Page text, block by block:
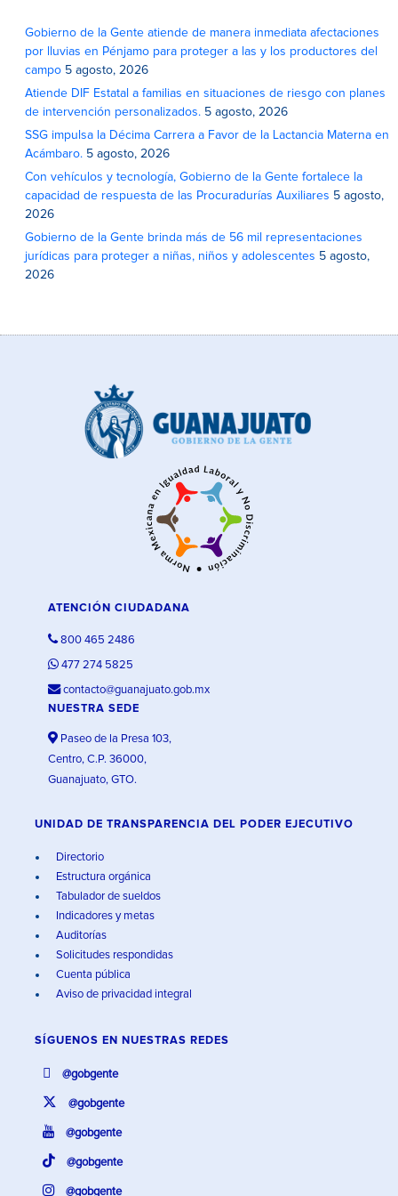
Gobierno de la Gente atiende de manera inmediata afectaciones
por lluvias en Pénjamo para proteger a las y los productores del
campo 5 agosto, 2026
Atiende DIF Estatal a familias en situaciones de riesgo con planes
de intervención personalizados. 5 agosto, 2026
SSG impulsa la Décima Carrera a Favor de la Lactancia Materna en
Acámbaro. 5 agosto, 2026
Con vehículos y tecnología, Gobierno de la Gente fortalece la
capacidad de respuesta de las Procuradurías Auxiliares 5 agosto,
2026
Gobierno de la Gente brinda más de 56 mil representaciones
jurídicas para proteger a niñas, niños y adolescentes 5 agosto,
2026
ATENCIÓN CIUDADANA
800 465 2486
477 274 5825
contacto@guanajuato.gob.mx
NUESTRA SEDE
Paseo de la Presa 103,
Centro, C.P. 36000,
Guanajuato, GTO.
UNIDAD DE TRANSPARENCIA DEL PODER EJECUTIVO
Directorio
Estructura orgánica
Tabulador de sueldos
Indicadores y metas
Auditorías
Solicitudes respondidas
Cuenta pública
Aviso de privacidad integral
SÍGUENOS EN NUESTRAS REDES
@gobgente
@gobgente
@gobgente
@gobgente
@gobgente